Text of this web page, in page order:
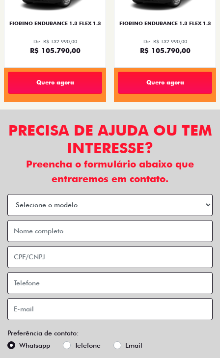
FIORINO ENDURANCE 1.3 FLEX 1.3
De: R$ 132.990,00
R$ 105.790,00
Quero agora
FIORINO ENDURANCE 1.3 FLEX 1.3
De: R$ 132.990,00
R$ 105.790,00
Quero agora
PRECISA DE AJUDA OU TEM
INTERESSE?
Preencha o formulário abaixo que
entraremos em contato.
Preferência de contato:
Whatsapp
Telefone Email